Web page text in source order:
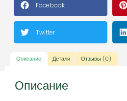
Facebook
Twitter
Описание Детали Отзывы (0)
Описание